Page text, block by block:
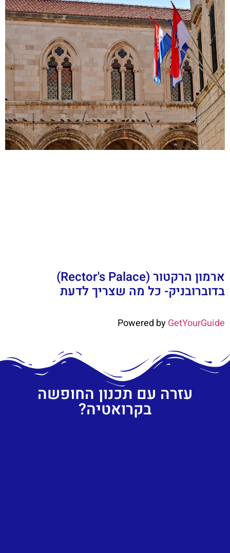
ארמון הרקטור (Rector's Palace)
בדוברובניק- כל מה שצריך לדעת
Powered byGetYourGuide
עזרה עם תכנון החופשה
בקרואטיה?